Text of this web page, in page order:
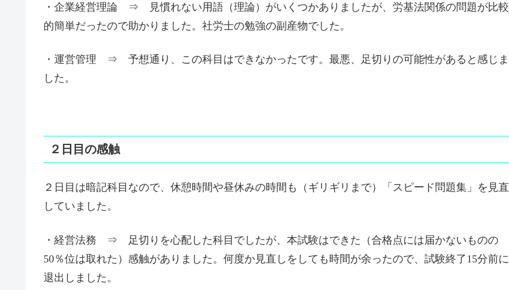
・企業経営理論 ⇒ 見慣れない用語（理論）がいくつかありましたが、労基法関係の問題が比較
的簡単だったので助かりました。社労士の勉強の副産物でした。
・運営管理 ⇒ 予想通り、この科目はできなかったです。最悪、足切りの可能性があると感じま
した。
２日目の感触
２日目は暗記科目なので、 休憩時間や昼休みの時間も（ギリギリまで）「スピード問題集」を見直
していました。
・経営法務 ⇒ 足切りを心配した科目でしたが、本試験はできた（合格点には届かないものの
50％位は取れた）感触がありました。何度か見直しをしても時間が余ったので、試験終了15分前に
退出しました。